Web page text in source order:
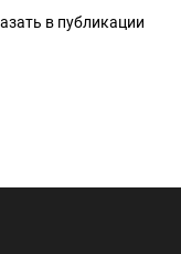
в публикации